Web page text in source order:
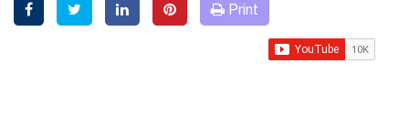
Print